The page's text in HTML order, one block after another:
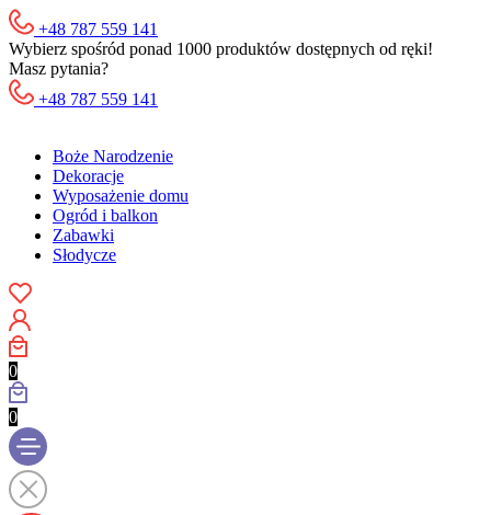
+48 787 559 141
Wybierz spośród ponad 1000 produktów dostępnych od ręki!
Masz pytania?
+48 787 559 141
Boże Narodzenie
Dekoracje
Wyposażenie domu
Ogród i balkon
Zabawki
Słodycze
0
0